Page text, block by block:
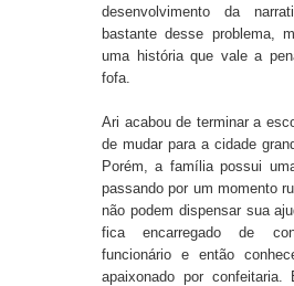
desenvolvimento da
bastante desse problema,
uma história que vale a
fofa.
Ari acabou de terminar a
de mudar para a cidade
Porém, a família possui
passando por um momento
não podem dispensar sua
fica encarregado de
funcionário e então
apaixonado por confeitaria.